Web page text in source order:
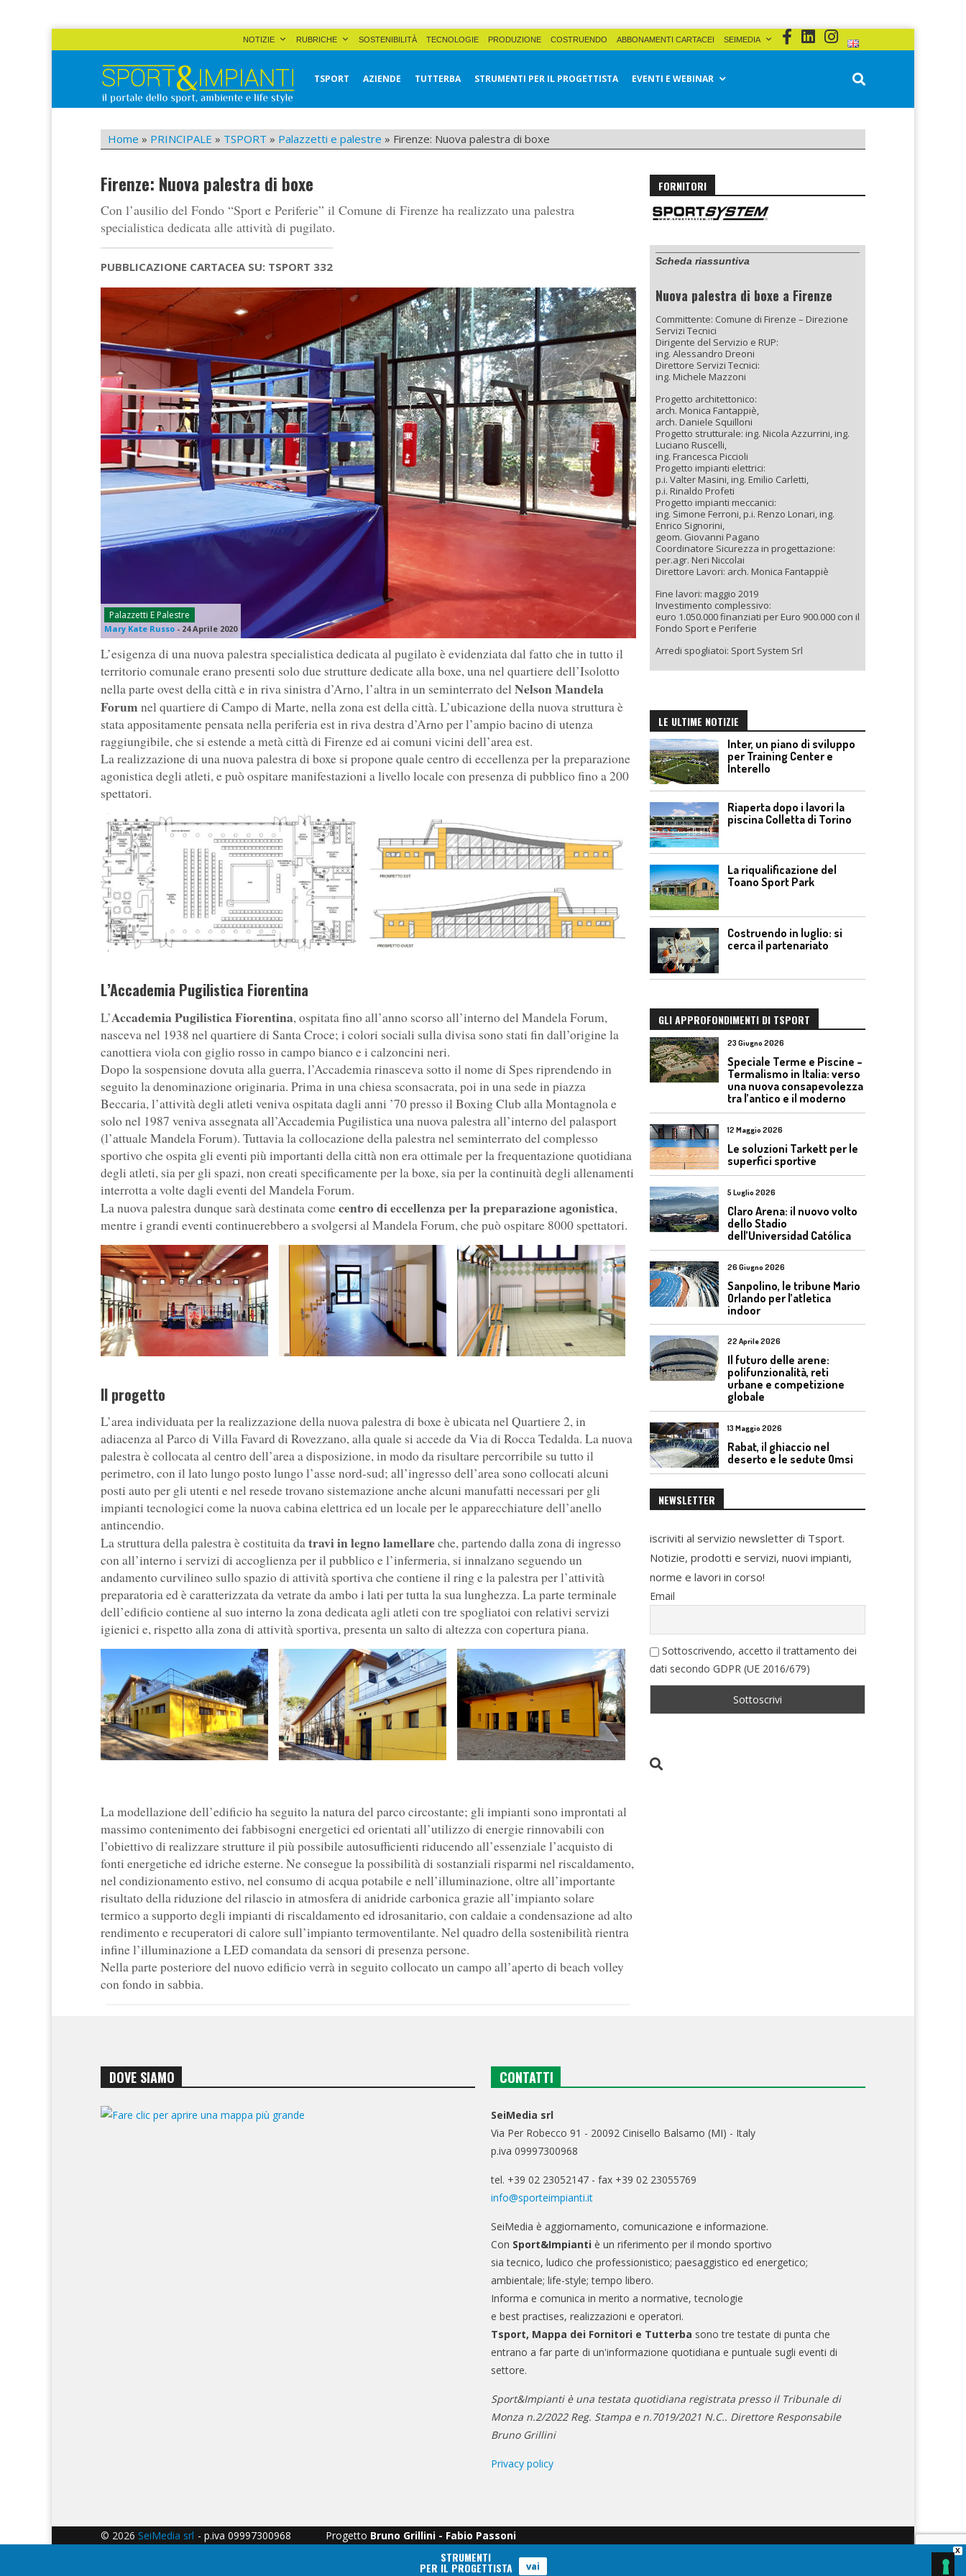
NOTIZIE RUBRICHE SOSTENIBILITÀ TECNOLOGIE PRODUZIONE COSTRUENDO ABBONAMENTI CARTACEI SEIMEDIA
Sport&Impianti
TSPORT AZIENDE TUTTERBA STRUMENTI PER IL PROGETTISTA EVENTI E WEBINAR
Home » PRINCIPALE » TSPORT » Palazzetti e palestre » Firenze: Nuova palestra di boxe
Firenze: Nuova palestra di boxe
Con l’ausilio del Fondo “Sport e Periferie” il Comune di Firenze ha realizzato una palestra
specialistica dedicata alle attività di pugilato.
PUBBLICAZIONE CARTACEA SU: TSPORT 332
Palazzetti E Palestre
Mary Kate Russo - 24 Aprile 2020
L’esigenza di una nuova palestra specialistica dedicata al pugilato è evidenziata dal fatto che in tutto il
territorio comunale erano presenti solo due strutture dedicate alla boxe, una nel quartiere dell’Isolotto
nella parte ovest della città e in riva sinistra d’Arno, l’altra in un seminterrato del Nelson Mandela
Forum nel quartiere di Campo di Marte, nella zona est della città. L’ubicazione della nuova struttura è
stata appositamente pensata nella periferia est in riva destra d’Arno per l’ampio bacino di utenza
raggiungibile, che si estende a metà città di Firenze ed ai comuni vicini dell’area est.
La realizzazione di una nuova palestra di boxe si propone quale centro di eccellenza per la preparazione
agonistica degli atleti, e può ospitare manifestazioni a livello locale con presenza di pubblico fino a 200
spettatori.
L’Accademia Pugilistica Fiorentina
L’Accademia Pugilistica Fiorentina, ospitata fino all’anno scorso all’interno del Mandela Forum,
nasceva nel 1938 nel quartiere di Santa Croce; i colori sociali sulla divisa sono stati fin dall’origine la
canottiera viola con giglio rosso in campo bianco e i calzoncini neri.
Dopo la sospensione dovuta alla guerra, l’Accademia rinasceva sotto il nome di Spes riprendendo in
seguito la denominazione originaria. Prima in una chiesa sconsacrata, poi in una sede in piazza
Beccaria, l’attività degli atleti veniva ospitata dagli anni ’70 presso il Boxing Club alla Montagnola e
solo nel 1987 veniva assegnata all’Accademia Pugilistica una nuova palestra all’interno del palasport
(l’attuale Mandela Forum). Tuttavia la collocazione della palestra nel seminterrato del complesso
sportivo che ospita gli eventi più importanti della città non era ottimale per la frequentazione quotidiana
degli atleti, sia per gli spazi, non creati specificamente per la boxe, sia per la continuità degli allenamenti
interrotta a volte dagli eventi del Mandela Forum.
La nuova palestra dunque sarà destinata comecentro di eccellenza per la preparazione agonistica,
mentre i grandi eventi continuerebbero a svolgersi al Mandela Forum, che può ospitare 8000 spettatori.
Il progetto
L’area individuata per la realizzazione della nuova palestra di boxe è ubicata nel Quartiere 2, in
adiacenza al Parco di Villa Favard di Rovezzano, alla quale si accede da Via di Rocca Tedalda. La nuova
palestra è collocata al centro dell’area a disposizione, in modo da risultare percorribile su tutto il
perimetro, con il lato lungo posto lungo l’asse nord-sud; all’ingresso dell’area sono collocati alcuni
posti auto per gli utenti e nel resede trovano sistemazione anche alcuni manufatti necessari per gli
impianti tecnologici come la nuova cabina elettrica ed un locale per le apparecchiature dell’anello
antincendio.
La struttura della palestra è costituita datravi in legno lamellareche, partendo dalla zona di ingresso
con all’interno i servizi di accoglienza per il pubblico e l’infermeria, si innalzano seguendo un
andamento curvilineo sullo spazio di attività sportiva che contiene il ring e la palestra per l’attività
preparatoria ed è caratterizzata da vetrate da ambo i lati per tutta la sua lunghezza. La parte terminale
dell’edificio contiene al suo interno la zona dedicata agli atleti con tre spogliatoi con relativi servizi
igienici e, rispetto alla zona di attività sportiva, presenta un salto di altezza con copertura piana.
La modellazione dell’edificio ha seguito la natura del parco circostante; gli impianti sono improntati al
massimo contenimento dei fabbisogni energetici ed orientati all’utilizzo di energie rinnovabili con
l’obiettivo di realizzare strutture il più possibile autosufficienti riducendo all’essenziale l’acquisto di
fonti energetiche ed idriche esterne. Ne consegue la possibilità di sostanziali risparmi nel riscaldamento,
nel condizionamento estivo, nel consumo di acqua potabile e nell’illuminazione, oltre all’importante
risultato della riduzione del rilascio in atmosfera di anidride carbonica grazie all’impianto solare
termico a supporto degli impianti di riscaldamento ed idrosanitario, con caldaie a condensazione ad alto
rendimento e recuperatori di calore sull’impianto termoventilante. Nel quadro della sostenibilità rientra
infine l’illuminazione a LED comandata da sensori di presenza persone.
Nella parte posteriore del nuovo edificio verrà in seguito collocato un campo all’aperto di beach volley
con fondo in sabbia.
FORNITORI
Scheda riassuntiva
Nuova palestra di boxe a Firenze
Committente: Comune di Firenze – Direzione
Servizi Tecnici
Dirigente del Servizio e RUP:
ing. Alessandro Dreoni
Direttore Servizi Tecnici:
ing. Michele Mazzoni
Progetto architettonico:
arch. Monica Fantappiè,
arch. Daniele Squilloni
Progetto strutturale: ing. Nicola Azzurrini, ing.
Luciano Ruscelli,
ing. Francesca Piccioli
Progetto impianti elettrici:
p.i. Valter Masini, ing. Emilio Carletti,
p.i. Rinaldo Profeti
Progetto impianti meccanici:
ing. Simone Ferroni, p.i. Renzo Lonari, ing.
Enrico Signorini,
geom. Giovanni Pagano
Coordinatore Sicurezza in progettazione:
per.agr. Neri Niccolai
Direttore Lavori: arch. Monica Fantappiè
Fine lavori: maggio 2019
Investimento complessivo:
euro 1.050.000 finanziati per Euro 900.000 con il
Fondo Sport e Periferie
Arredi spogliatoi: Sport System Srl
LE ULTIME NOTIZIE
Inter, un piano di sviluppo
per Training Center e
Interello
Riaperta dopo i lavori la
piscina Colletta di Torino
La riqualificazione del
Toano Sport Park
Costruendo in luglio: si
cerca il partenariato
GLI APPROFONDIMENTI DI TSPORT
23 Giugno 2026
Speciale Terme e Piscine –
Termalismo in Italia: verso
una nuova consapevolezza
tra l’antico e il moderno
12 Maggio 2026
Le soluzioni Tarkett per le
superfici sportive
5 Luglio 2026
Claro Arena: il nuovo volto
dello Stadio
dell’Universidad Católica
26 Giugno 2026
Sanpolino, le tribune Mario
Orlando per l’atletica
indoor
22 Aprile 2026
Il futuro delle arene:
polifunzionalità, reti
urbane e competizione
globale
13 Maggio 2026
Rabat, il ghiaccio nel
deserto e le sedute Omsi
NEWSLETTER
iscriviti al servizio newsletter di Tsport.
Notizie, prodotti e servizi, nuovi impianti,
norme e lavori in corso!
Email
Sottoscrivendo, accetto il trattamento dei
dati secondo GDPR (UE 2016/679)
DOVE SIAMO CONTATTI
SeiMedia srl
Via Per Robecco 91 - 20092 Cinisello Balsamo (MI) - Italy
p.iva 09997300968
tel. +39 02 23052147 - fax +39 02 23055769
info@sporteimpianti.it
SeiMedia è aggiornamento, comunicazione e informazione.
Con Sport&Impianti è un riferimento per il mondo sportivo
sia tecnico, ludico che professionistico; paesaggistico ed energetico;
ambientale; life-style; tempo libero.
Informa e comunica in merito a normative, tecnologie
e best practises, realizzazioni e operatori.
Tsport, Mappa dei Fornitori e Tutterba sono tre testate di punta che
entrano a far parte di un'informazione quotidiana e puntuale sugli eventi di
settore.
Sport&Impianti è una testata quotidiana registrata presso il Tribunale di
Monza n.2/2022 Reg. Stampa e n.7019/2021 N.C.. Direttore Responsabile
Bruno Grillini
Privacy policy
© 2026 SeiMedia srl - p.iva 09997300968 Progetto Bruno Grillini - Fabio Passoni
X
STRUMENTI
PER IL PROGETTISTA vai